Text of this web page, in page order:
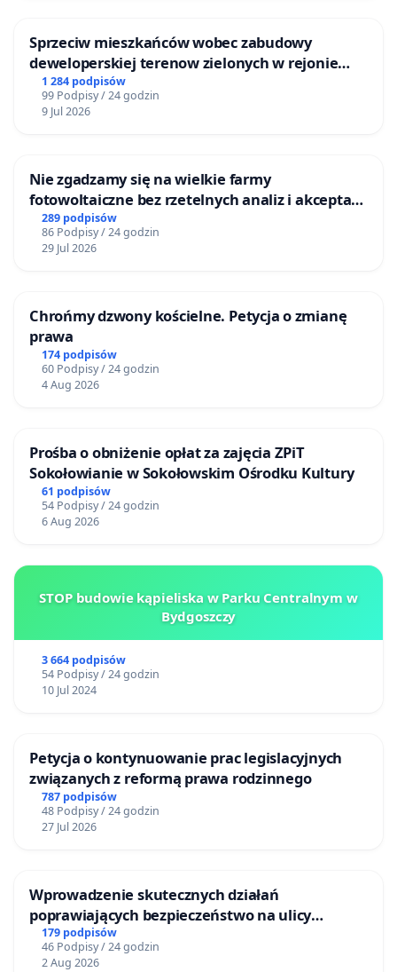
Sprzeciw mieszkańców wobec zabudowy
deweloperskiej terenow zielonych w rejonie
Bulwarów Straceńskich w Bielsku-Białej
1 284 podpisów
99 Podpisy / 24 godzin
9 Jul 2026
Nie zgadzamy się na wielkie farmy
fotowoltaiczne bez rzetelnych analiz i akceptacji
mieszkańców
289 podpisów
86 Podpisy / 24 godzin
29 Jul 2026
Chrońmy dzwony kościelne. Petycja o zmianę
prawa
174 podpisów
60 Podpisy / 24 godzin
4 Aug 2026
Prośba o obniżenie opłat za zajęcia ZPiT
Sokołowianie w Sokołowskim Ośrodku Kultury
61 podpisów
54 Podpisy / 24 godzin
6 Aug 2026
STOP budowie kąpieliska w Parku Centralnym w
Bydgoszczy
3 664 podpisów
54 Podpisy / 24 godzin
10 Jul 2024
Petycja o kontynuowanie prac legislacyjnych
związanych z reformą prawa rodzinnego
787 podpisów
48 Podpisy / 24 godzin
27 Jul 2026
Wprowadzenie skutecznych działań
poprawiających bezpieczeństwo na ulicy
Żeromskiego w Otwocku
179 podpisów
46 Podpisy / 24 godzin
2 Aug 2026